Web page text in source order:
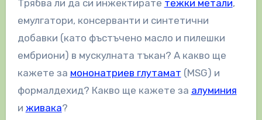
Трябва ли да си инжектирате тежки метали,
емулгатори, консерванти и синтетични
добавки (като фъстъчено масло и пилешки
ембриони) в мускулната тъкан? А какво ще
кажете за мононатриев глутамат (MSG) и
формалдехид? Какво ще кажете за алуминия
и живака?